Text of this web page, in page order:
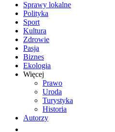
Sprawy lokalne
Polityka
Sport
Kultura
Zdrowie
Pasja
Biznes
Ekologia
Więcej
Prawo
Uroda
Turystyka
Historia
Autorzy